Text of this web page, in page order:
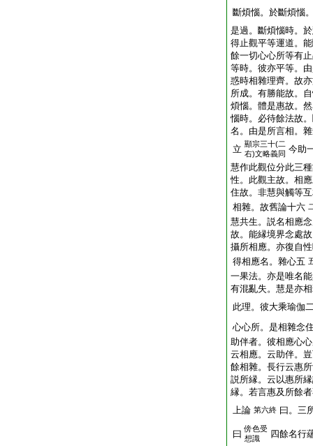
斷煩惱。於斷煩惱
是過。斷煩惱時。
得止觀平等運道。
餘一切心心所等有
等時。彼亦平等。
惑時相雜理齊。故
所成。有勝能故。
煩惱。體是惠故。
惱時。必待餘法故
名。由是所言相。
立 顯宗三十(二
右)文略義同 今助
慧作此觀位分此三
性。此觀主故。相
住故。非慧與觸等
相雜。故舊論十六
慧共生。説名相應
故。能縁境界念處
攝所相應。亦復自
得相應名。雜心五
一果法。亦是唯名
有混亂失。慧是亦
此理。彼大乘瑜伽
心心所。是相雜念
助伴者。彼相應心
云相應。云助伴。
餘相雜。長行云惠
説所縁。云以惠所
縁。若言惠及所餘
上論 第六終 曰。三
曰 傍色受
想識
四餘名行